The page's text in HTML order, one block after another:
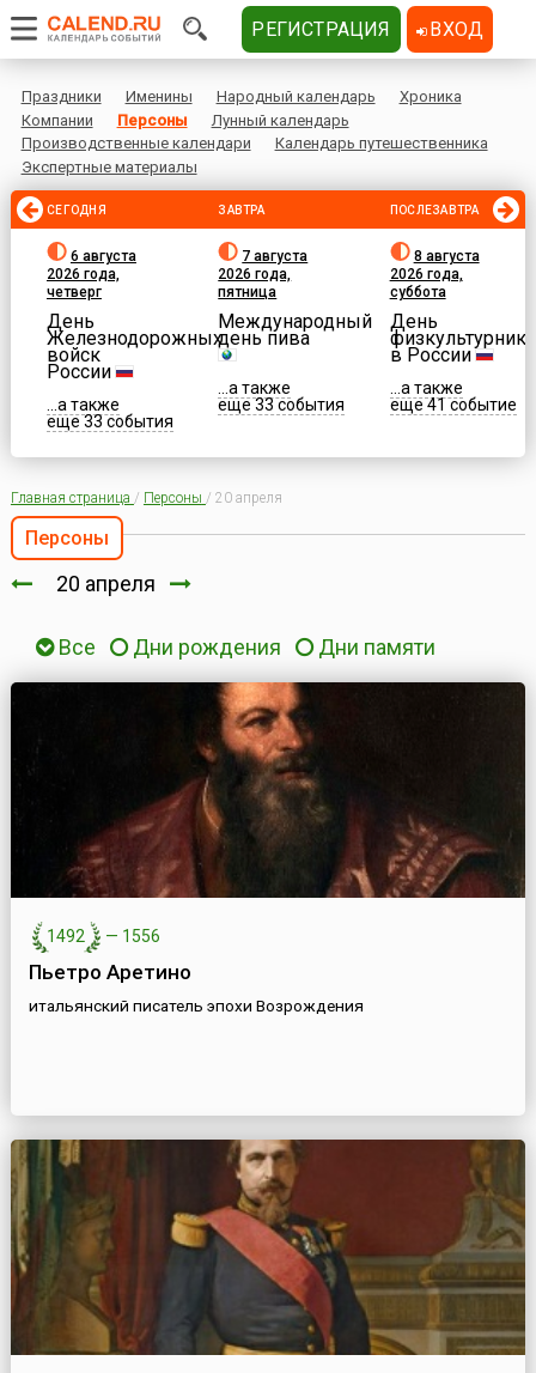
Праздники Именины Народный календарь
Хроника
Компании
Персоны
Лунный календарь
Производственные календари
Календарь путешественника
Экспертные материалы
СЕГОДНЯ
6 августа
2026 года,
четверг
День
Железнодорожных
войск
России
...а также
еще 33 события
ЗАВТРА
7 августа
2026 года,
пятница
Международный
день пива
...а также
еще 33 события
ПОСЛЕЗАВТРА
8 августа
2026 года,
суббота
День
физкультурника
в России
...а также
еще 41 событие
Главная страница / Персоны / 20 апреля
Персоны
20 апреля
Все Дни рождения Дни памяти
1492 — 1556
Пьетро Аретино
итальянский писатель эпохи Возрождения
РЕГИСТРАЦИЯ ВХОД